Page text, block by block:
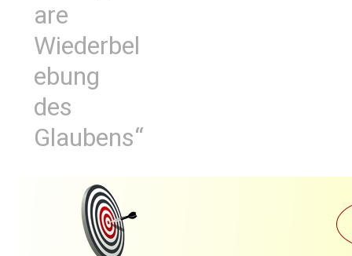
are
Wiederbel
ebung
des
Glaubens“